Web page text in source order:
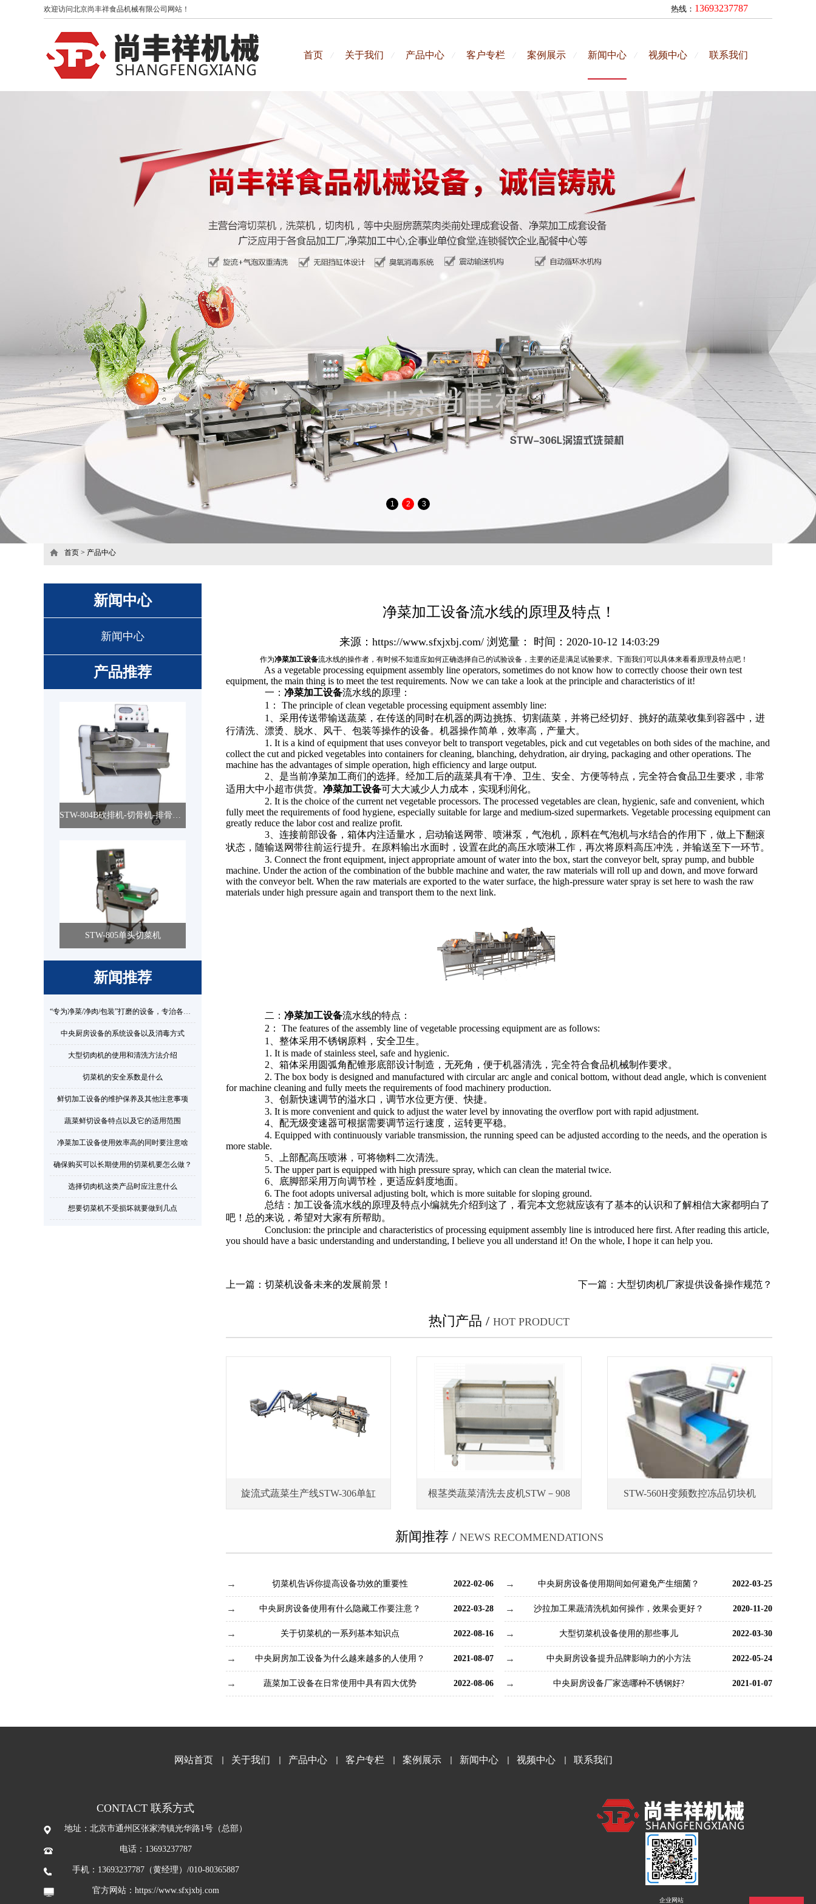
欢迎访问北京尚丰祥食品机械有限公司网站！ 热线： 13693237787
首页 关于我们 产品中心 客户专栏 案例展示 新闻中心 视频中心 联系我们
1 2 3
首页 > 产品中心
新闻中心
新闻中心
产品推荐
STW-805单头切菜机
新闻推荐
​“专为净菜/净肉/包装”打磨的设备，专治各种“后厨焦虑”​
中央厨房设备的系统设备以及消毒方式
大型切肉机的使用和清洗方法介绍
切菜机的安全系数是什么
鲜切加工设备的维护保养及其他注意事项
蔬菜鲜切设备特点以及它的适用范围
净菜加工设备使用效率高的同时要注意啥
确保购买可以长期使用的切菜机要怎么做？
选择切肉机这类产品时应注意什么
想要切菜机不受损坏就要做到几点
净菜加工设备流水线的原理及特点！
来源：https://www.sfxjxbj.com/ 浏览量： 时间：2020-10-12 14:03:29
作为净菜加工设备流水线的操作者，有时候不知道应如何正确选择自己的试验设备，主要的还是满足试验要求。下面我们可以具体来看看原理及特点吧！
As a vegetable processing equipment assembly line operators, sometimes do not know how to correctly choose their own test
equipment, the main thing is to meet the test requirements. Now we can take a look at the principle and characteristics of it!
一： 净菜加工设备流水线的原理：
1： The principle of clean vegetable processing equipment assembly line:
1、采用传送带输送蔬菜，在传送的同时在机器的两边挑拣、切割蔬菜，并将已经切好、挑好的蔬菜收集到容器中，进
行清洗、漂烫、脱水、风干、包装等操作的设备。机器操作简单，效率高，产量大。
1. It is a kind of equipment that uses conveyor belt to transport vegetables, pick and cut vegetables on both sides of the machine, and
collect the cut and picked vegetables into containers for cleaning, blanching, dehydration, air drying, packaging and other operations. The
machine has the advantages of simple operation, high efficiency and large output.
2、是当前净菜加工商们的选择。经加工后的蔬菜具有干净、卫生、安全、方便等特点，完全符合食品卫生要求，非常
适用大中小超市供货。 净菜加工设备可大大减少人力成本，实现利润化。
2. It is the choice of the current net vegetable processors. The processed vegetables are clean, hygienic, safe and convenient, which
fully meet the requirements of food hygiene, especially suitable for large and medium-sized supermarkets. Vegetable processing equipment can
greatly reduce the labor cost and realize profit.
3、连接前部设备，箱体内注适量水，启动输送网带、喷淋泵，气泡机，原料在气泡机与水结合的作用下，做上下翻滚
状态，随输送网带往前运行提升。在原料输出水面时，设置在此的高压水喷淋工作，再次将原料高压冲洗，并输送至下一环节。
3. Connect the front equipment, inject appropriate amount of water into the box, start the conveyor belt, spray pump, and bubble
machine. Under the action of the combination of the bubble machine and water, the raw materials will roll up and down, and move forward
with the conveyor belt. When the raw materials are exported to the water surface, the high-pressure water spray is set here to wash the raw
materials under high pressure again and transport them to the next link.
二： 净菜加工设备流水线的特点：
2： The features of the assembly line of vegetable processing equipment are as follows:
1、整体采用不锈钢原料，安全卫生。
1. It is made of stainless steel, safe and hygienic.
2、箱体采用圆弧角配锥形底部设计制造，无死角，便于机器清洗，完全符合食品机械制作要求。
2. The box body is designed and manufactured with circular arc angle and conical bottom, without dead angle, which is convenient
for machine cleaning and fully meets the requirements of food machinery production.
3、创新快速调节的溢水口，调节水位更方便、快捷。
3. It is more convenient and quick to adjust the water level by innovating the overflow port with rapid adjustment.
4、配无级变速器可根据需要调节运行速度，运转更平稳。
4. Equipped with continuously variable transmission, the running speed can be adjusted according to the needs, and the operation is
more stable.
5、上部配高压喷淋，可将物料二次清洗。
5. The upper part is equipped with high pressure spray, which can clean the material twice.
6、底脚部采用万向调节栓，更适应斜度地面。
6. The foot adopts universal adjusting bolt, which is more suitable for sloping ground.
总结：加工设备流水线的原理及特点小编就先介绍到这了，看完本文您就应该有了基本的认识和了解相信大家都明白了
吧！总的来说，希望对大家有所帮助。
Conclusion: the principle and characteristics of processing equipment assembly line is introduced here first. After reading this article,
you should have a basic understanding and understanding, I believe you all understand it! On the whole, I hope it can help you.
上一篇：切菜机设备未来的发展前景！ 下一篇：大型切肉机厂家提供设备操作规范？
热门产品 / HOT PRODUCT
旋流式蔬菜生产线STW-306单缸 根茎类蔬菜清洗去皮机STW－908 STW-560H变频数控冻品切块机
新闻推荐 / NEWS RECOMMENDATIONS
切菜机告诉你提高设备功效的重要性 2022-02-06 中央厨房设备使用期间如何避免产生细菌？ 2022-03-25
中央厨房设备使用有什么隐藏工作要注意？ 2022-03-28 沙拉加工果蔬清洗机如何操作，效果会更好？ 2020-11-20
关于切菜机的一系列基本知识点 2022-08-16 大型切菜机设备使用的那些事儿 2022-03-30
中央厨房加工设备为什么越来越多的人使用？ 2021-08-07 中央厨房设备提升品牌影响力的小方法 2022-05-24
蔬菜加工设备在日常使用中具有四大优势 2022-08-06 中央厨房设备厂家选哪种不锈钢好? 2021-01-07
网站首页 关于我们 产品中心 客户专栏 案例展示 新闻中心 视频中心 联系我们
CONTACT 联系方式
地址：北京市通州区张家湾镇光华路1号（总部）
电话：13693237787
手机：13693237787（黄经理）/010-80365887
官方网站： https://www.sfxjxbj.com
企业网站